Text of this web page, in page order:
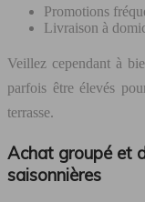
Promotions
Livraison à
Veillez cependant à
parfois être élevés
terrasse.
Achat groupé et
saisonnières